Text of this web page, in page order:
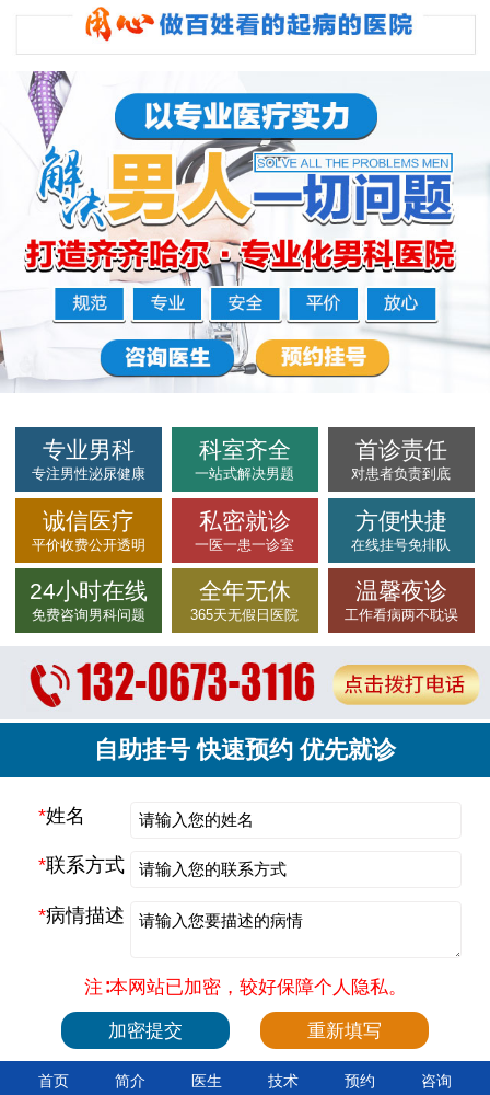
专业男科
专注男性泌尿健康
科室齐全
一站式解决男题
首诊责任
对患者负责到底
诚信医疗
平价收费公开透明
私密就诊
一医一患一诊室
方便快捷
在线挂号免排队
24小时在线
免费咨询男科问题
全年无休
365天无假日医院
温馨夜诊
工作看病两不耽误
自助挂号 快速预约 优先就诊
*姓名
*联系方式
*病情描述
注∶本网站已加密，较好保障个人隐私。
首页 简介 医生 技术 预约 咨询